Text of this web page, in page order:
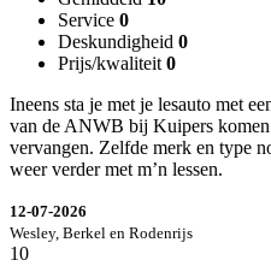
Service 0
Deskundigheid 0
Prijs/kwaliteit 0
Ineens sta je met je lesauto met
van de ANWB bij Kuipers komen
vervangen. Zelfde merk en type
weer verder met m’n lessen.
12-07-2026
Wesley, Berkel en Rodenrijs
10